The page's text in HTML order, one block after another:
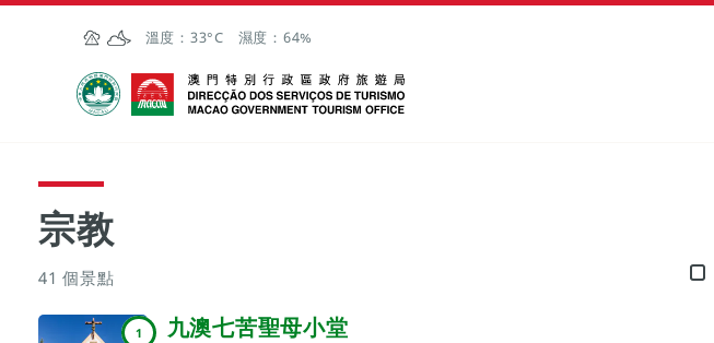
跳至主内容
溫度： 33°C 濕度： 64%
澳門特別行政區政府旅遊局
宗教
41 個景點
1 九澳七苦聖母小堂